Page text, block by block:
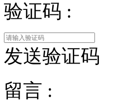
验证码 :
发送验证码
留言 :